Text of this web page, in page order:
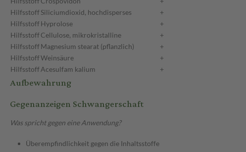
HilfsstoffSiliciumdioxid, hochdisperses
+
HilfsstoffHyprolose
+
HilfsstoffCellulose, mikrokristalline
+
HilfsstoffMagnesium stearat (pflanzlich)
+
HilfsstoffWeinsäure
+
HilfsstoffAcesulfam kalium +
Aufbewahrung
Gegenanzeigen Schwangerschaft
Was spricht gegen eine Anwendung?
Überempfindlichkeit gegen die Inhaltsstoffe